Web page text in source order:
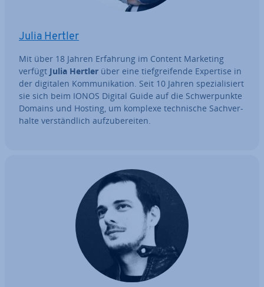
Julia Hertler
Mit über 18 Jahren Erfahrung im Content Marketing
verfügt Julia Hertler über eine tief­grei­fen­de Expertise in
der digitalen Kom­mu­ni­ka­ti­on. Seit 10 Jahren spe­zia­li­siert
sie sich beim IONOS Digital Guide auf die Schwer­punk­te
Domains und Hosting, um komplexe tech­ni­sche Sach­ver­
hal­te ver­ständ­lich auf­zu­be­rei­ten.